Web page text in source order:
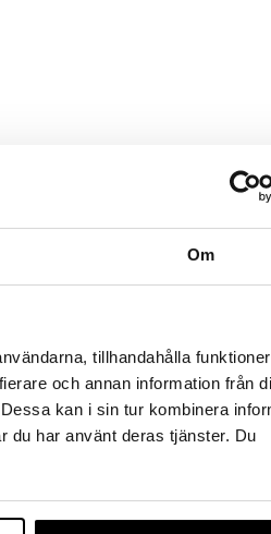
Om
tillhandahålla
och annan information från
kan i sin tur kombinera
du har använt deras tjänster. Du
Overblanket